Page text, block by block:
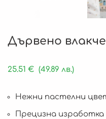
Дървено
25.51 € (49.89 лв.)
Нежни пастелни
Прецизна изработка